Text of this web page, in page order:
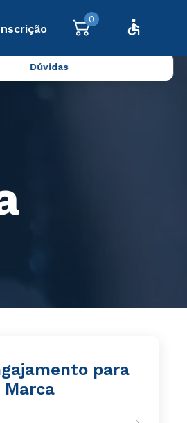
0
Dúvidas
para